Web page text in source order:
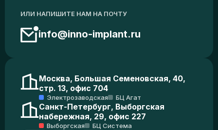
ИЛИ НАПИШИТЕ НАМ НА ПОЧТУ
info@inno-implant.ru
Москва, Большая Семеновская, 40,
стр. 13, офис 704
Электрозаводская БЦ Агат
Санкт-Петербург, Выборгская
набережная, 29, офис 227
Выборгская БЦ Система